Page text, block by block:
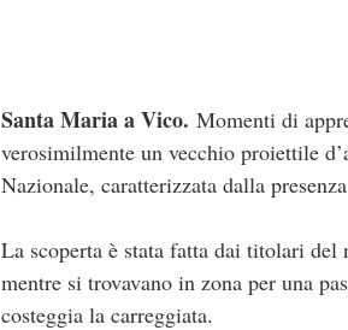
Santa Maria a Vico. Momenti di
verosimilmente un vecchio proiettile
Nazionale, caratterizzata dalla
La scoperta è stata fatta dai titolari
mentre si trovavano in zona per una
costeggia la carreggiata.